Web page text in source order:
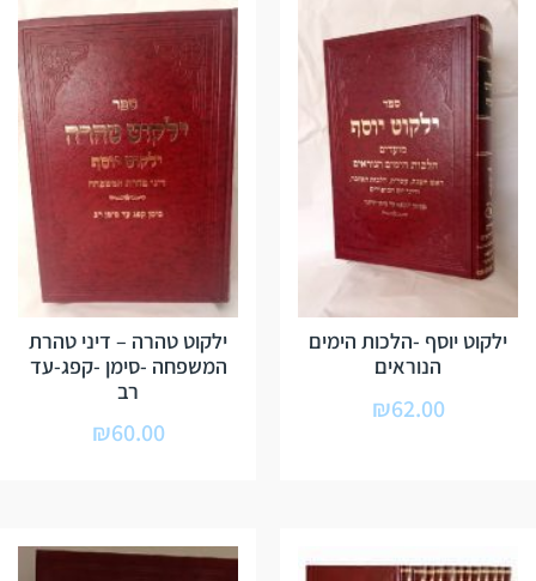
ילקוט יוסף -הלכות הימים
הנוראים
₪62.00
ילקוט טהרה – דיני טהרת
המשפחה -סימן -קפג-עד
רב
₪60.00